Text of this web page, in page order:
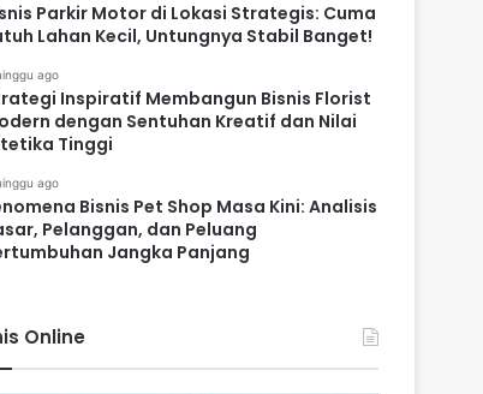
Parkir Motor di Lokasi Strategis: Cuma
Lahan Kecil, Untungnya Stabil Banget!
ago
Inspiratif Membangun Bisnis Florist
dengan Sentuhan Kreatif dan Nilai
Tinggi
ago
Bisnis Pet Shop Masa Kini: Analisis
Pelanggan, dan Peluang
Jangka Panjang
Online